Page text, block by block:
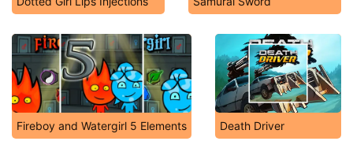
Fireboy and Watergirl 5 Elements Death Driver